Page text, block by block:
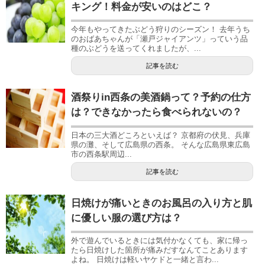
キング！料金が安いのはどこ？
今年もやってきたぶどう狩りのシーズン！ 去年うち
のおばあちゃんが「瀬戸ジャイアンツ」っていう品
種のぶどうを送ってくれましたが、...
記事を読む
酒祭りin西条の美酒鍋って？予約の仕方
は？できなかったら食べられないの？
日本の三大酒どころといえば？ 京都府の伏見、兵庫
県の灘、そして広島県の西条。 そんな広島県東広島
市の西条駅周辺...
記事を読む
日焼けが痛いときのお風呂の入り方と肌
に優しい服の選び方は？
外で遊んでいるときには気付かなくても、家に帰っ
たら日焼けした箇所が痛みだすなんてことあります
よね。 日焼けは軽いヤケドと一緒と言わ...